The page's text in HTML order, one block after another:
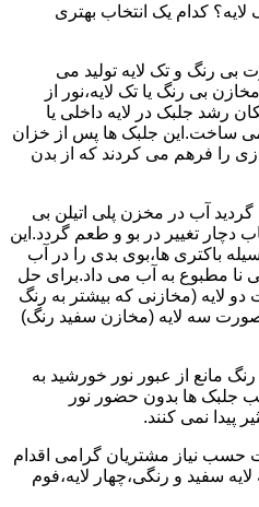
لایه؟ کدام یک انتخاب بهتری
بی رنگ و تک لایه تولید می
بی رنگ یا تک لایه،نور از
رشد جلبک در لایه داخلی یا
ساخت.این جلبک ها پس از خزان
را فرهم می کردند که از بدن
آب در مخزن پلی اتیلن بی
دچار تغییر در بو و طعم گردد.این
باکتری ها،بوی بدی را در آب
نا مطبوع به آب می داد.برای حل
لایه (مخازنی که بیشتر به رنگ
سه لایه (مخازن سفید رنگ)
مانع از عبور نور خورشید به
جلبک ها بدون حضور نور
پیدا نمی کنند.
نیاز مشتریان گرامی اقدام
سفید و رنگی،چهار لایه،فوم